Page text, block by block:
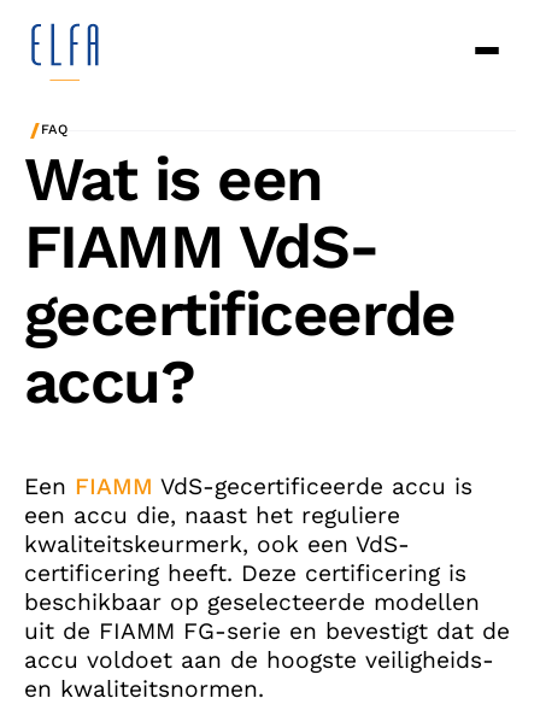
/FAQ
Wat is een
FIAMM VdS-
gecertificeerde
accu?
Een FIAMM VdS-gecertificeerde accu is
een accu die, naast het reguliere
kwaliteitskeurmerk, ook een VdS-
certificering heeft. Deze certificering is
beschikbaar op geselecteerde modellen
uit de FIAMM FG-serie en bevestigt dat de
accu voldoet aan de hoogste veiligheids-
en kwaliteitsnormen.